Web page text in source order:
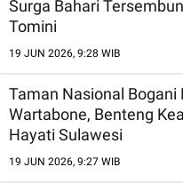
Surga Bahari
Tomini
19 JUN 2026, 9:28 WIB
Taman Nasional Bogani
Wartabone, Benteng
Hayati Sulawesi
19 JUN 2026, 9:27 WIB